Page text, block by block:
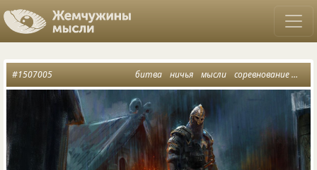
битва ничья мысли соревнование
#1507005